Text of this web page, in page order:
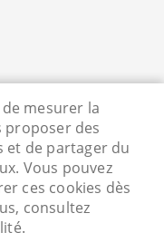
46 72 00
17h45
17h45
mesurer la
des
et de partager du
Vous pouvez
ces cookies dès
consultez